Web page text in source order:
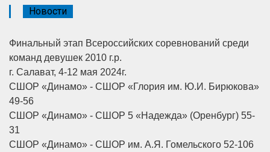
Новости
Финальный этап Всероссийских соревнований среди
команд девушек 2010 г.р.
г. Салават, 4-12 мая 2024г.
СШОР «Динамо» - СШОР «Глория им. Ю.И. Бирюкова»
49-56
СШОР «Динамо» - СШОР 5 «Надежда» (Оренбург) 55-
31
СШОР «Динамо» - СШОР им. А.Я. Гомельского 52-106